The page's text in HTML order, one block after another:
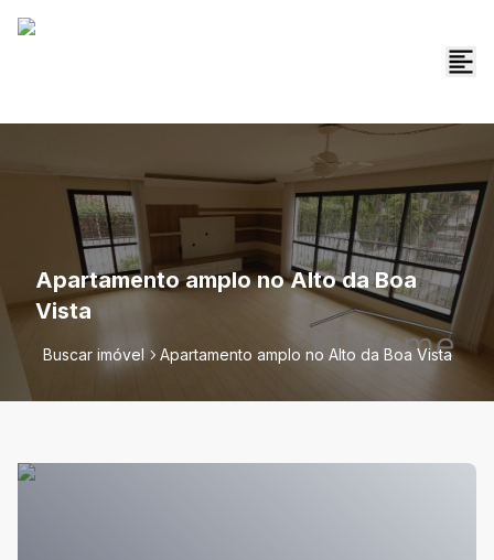
Apartamento amplo no Alto da Boa
Vista
Buscar imóvel Apartamento amplo no Alto da Boa Vista